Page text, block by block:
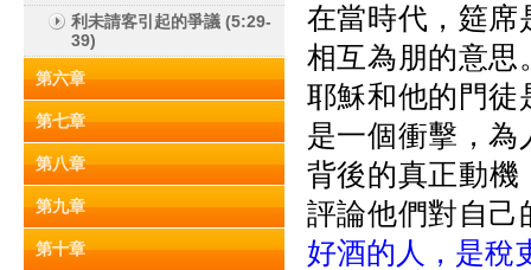
利未請客引起的爭議 (5:29-
39)
第六章
第七章
第八章
第九章
第十章
在當時代，筵席
相互為朋的意思
耶穌和他的門徒
是一個衝擊，為
背後的真正動機
評論他們對自己
好酒的人，是稅